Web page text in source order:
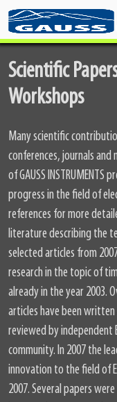
Scientific
Workshops
Many scientific
conferences, journals and
of GAUSS
progress in the field of
references for more
literature describing the
selected articles from
research in the topic of
already in the year 2003.
articles have been
reviewed by independent
community. In 2007 the
innovation to the field of
2007. Several papers